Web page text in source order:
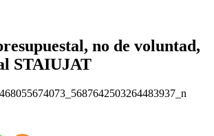
no de voluntad,
STAIUJAT